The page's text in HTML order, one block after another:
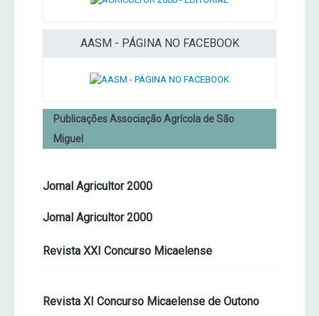
AASM - PÁGINA NO FACEBOOK
Publicações Associação Agrícola de São
Miguel
Jornal Agricultor 2000
Jornal Agricultor 2000
Revista XXI Concurso Micaelense
Revista XI Concurso Micaelense de Outono